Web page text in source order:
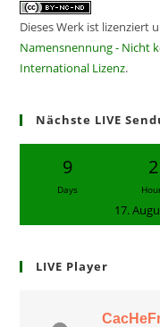
Dieses Werk ist lizenziert
Namensnennung - Nicht
International Lizenz.
Nächste LIVE
9
Days
2
17.
LIVE Player